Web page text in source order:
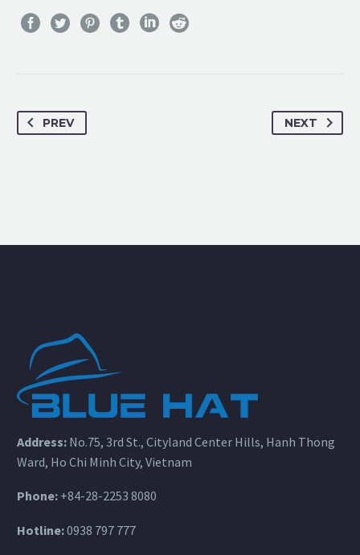
PREV NEXT
Address: No.75, 3rd St., Cityland Center Hills, Hanh Thong
Ward, Ho Chi Minh City, Vietnam
Phone: +84-28-2253 8080
Hotline:0938 797 777